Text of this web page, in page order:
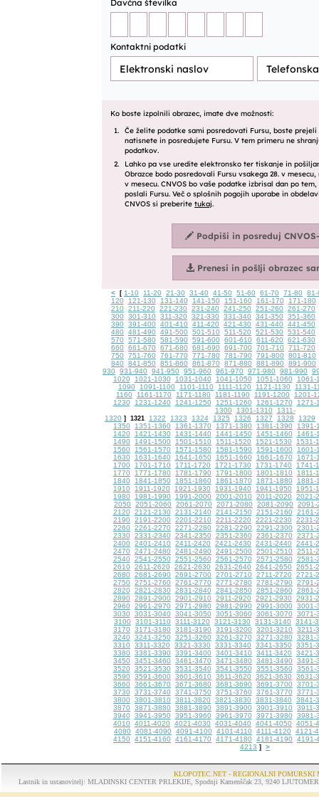
< [ 1-10 11-20 21-30 31-40 41-50 51-60 61-70 71-80
81-
120
121-130 131-140 141-150 151-160 161-170
171-180
210
211-220 221-230 231-240 241-250 251-260
261-270
300
301-310 311-320 321-330 331-340 341-350
351-360
390
391-400 401-410 411-420 421-430 431-440
441-450
480
481-490 491-500 501-510 511-520 521-530
531-540
570
571-580 581-590 591-600 601-610 611-620
621-630
660
661-670 671-680 681-690 691-700 701-710
711-720
750
751-760 761-770 771-780 781-790 791-800
801-810
840
841-850 851-860 861-870 871-880 881-890
891-900
930
931-940 941-950 951-960 961-970 971-980 981-990
1020
1021-1030 1031-1040 1041-1050 1051-1060
1061-
1090
1091-1100 1101-1110 1111-1120 1121-1130
1131-
1160
1161-1170 1171-1180 1181-1190 1191-1200
1201-
1230
1231-1240 1241-1250 1251-1260 1261-1270
1271-
1300
1301-1310
1311-
1320 ] 1321 1322 1323 1324 1325 1326 1327 1328
1329
1350
1351-1360 1361-1370 1371-1380 1381-1390
1391-
1420
1421-1430 1431-1440 1441-1450 1451-1460
1461-
1490
1491-1500 1501-1510 1511-1520 1521-1530
1531-
1560
1561-1570 1571-1580 1581-1590 1591-1600
1601-
1630
1631-1640 1641-1650 1651-1660 1661-1670
1671-
1700
1701-1710 1711-1720 1721-1730 1731-1740
1741-
1770
1771-1780 1781-1790 1791-1800 1801-1810
1811-
1840
1841-1850 1851-1860 1861-1870 1871-1880
1881-
1910
1911-1920 1921-1930 1931-1940 1941-1950
1951-
1980
1981-1990 1991-2000 2001-2010 2011-2020
2021-
2050
2051-2060 2061-2070 2071-2080 2081-2090
2091-
2120
2121-2130 2131-2140 2141-2150 2151-2160
2161-
2190
2191-2200 2201-2210 2211-2220 2221-2230
2231-
2260
2261-2270 2271-2280 2281-2290 2291-2300
2301-
2330
2331-2340 2341-2350 2351-2360 2361-2370
2371-
2400
2401-2410 2411-2420 2421-2430 2431-2440
2441-
2470
2471-2480 2481-2490 2491-2500 2501-2510
2511-
2540
2541-2550 2551-2560 2561-2570 2571-2580
2581-
2610
2611-2620 2621-2630 2631-2640 2641-2650
2651-
2680
2681-2690 2691-2700 2701-2710 2711-2720
2721-
2750
2751-2760 2761-2770 2771-2780 2781-2790
2791-
2820
2821-2830 2831-2840 2841-2850 2851-2860
2861-
2890
2891-2900 2901-2910 2911-2920 2921-2930
2931-
2960
2961-2970 2971-2980 2981-2990 2991-3000
3001-
3030
3031-3040 3041-3050 3051-3060 3061-3070
3071-
3100
3101-3110 3111-3120 3121-3130 3131-3140
3141-
3170
3171-3180 3181-3190 3191-3200 3201-3210
3211-
3240
3241-3250 3251-3260 3261-3270 3271-3280
3281-
3310
3311-3320 3321-3330 3331-3340 3341-3350
3351-
3380
3381-3390 3391-3400 3401-3410 3411-3420
3421-
3450
3451-3460 3461-3470 3471-3480 3481-3490
3491-
3520
3521-3530 3531-3540 3541-3550 3551-3560
3561-
3590
3591-3600 3601-3610 3611-3620 3621-3630
3631-
3660
3661-3670 3671-3680 3681-3690 3691-3700
3701-
3730
3731-3740 3741-3750 3751-3760 3761-3770
3771-
3800
3801-3810 3811-3820 3821-3830 3831-3840
3841-
3870
3871-3880 3881-3890 3891-3900 3901-3910
3911-
3940
3941-3950 3951-3960 3961-3970 3971-3980
3981-
4010
4011-4020 4021-4030 4031-4040 4041-4050
4051-
4080
4081-4090 4091-4100 4101-4110 4111-4120
4121-
4150
4151-4160 4161-4170 4171-4180 4181-4190
4191-
4213 ] >
KLOPOTEC.NET - REGIONALNI POMURSKI
Lastnik in ustanovitelj: MLADINSKI CENTER PRLEKIJE, Spodnji Kamenščak 23, 9240